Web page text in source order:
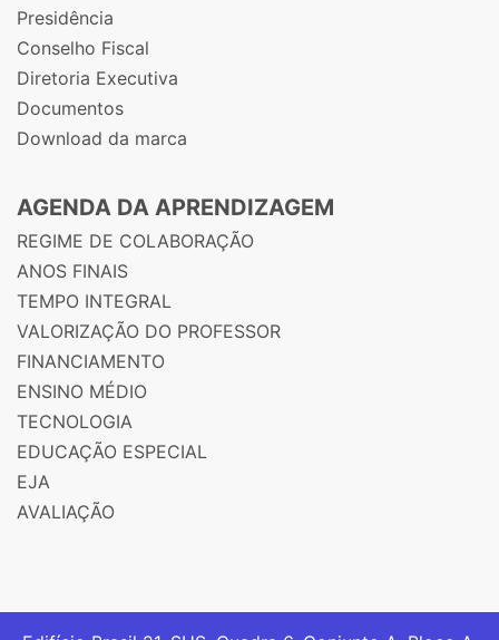
Presidência
Conselho Fiscal
Diretoria Executiva
Documentos
Download da marca
AGENDA DA APRENDIZAGEM
REGIME DE COLABORAÇÃO
ANOS FINAIS
TEMPO INTEGRAL
VALORIZAÇÃO DO PROFESSOR
FINANCIAMENTO
ENSINO MÉDIO
TECNOLOGIA
EDUCAÇÃO ESPECIAL
EJA
AVALIAÇÃO